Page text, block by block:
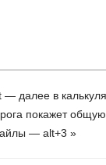
— далее в
покажет
— alt+3 »